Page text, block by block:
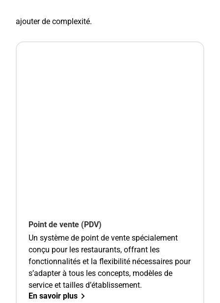
ajouter de complexité.
Point de vente (PDV)
Un système de point de vente spécialement
conçu pour les restaurants, offrant les
fonctionnalités et la flexibilité nécessaires pour
s’adapter à tous les concepts, modèles de
service et tailles d’établissement.
En savoir plus